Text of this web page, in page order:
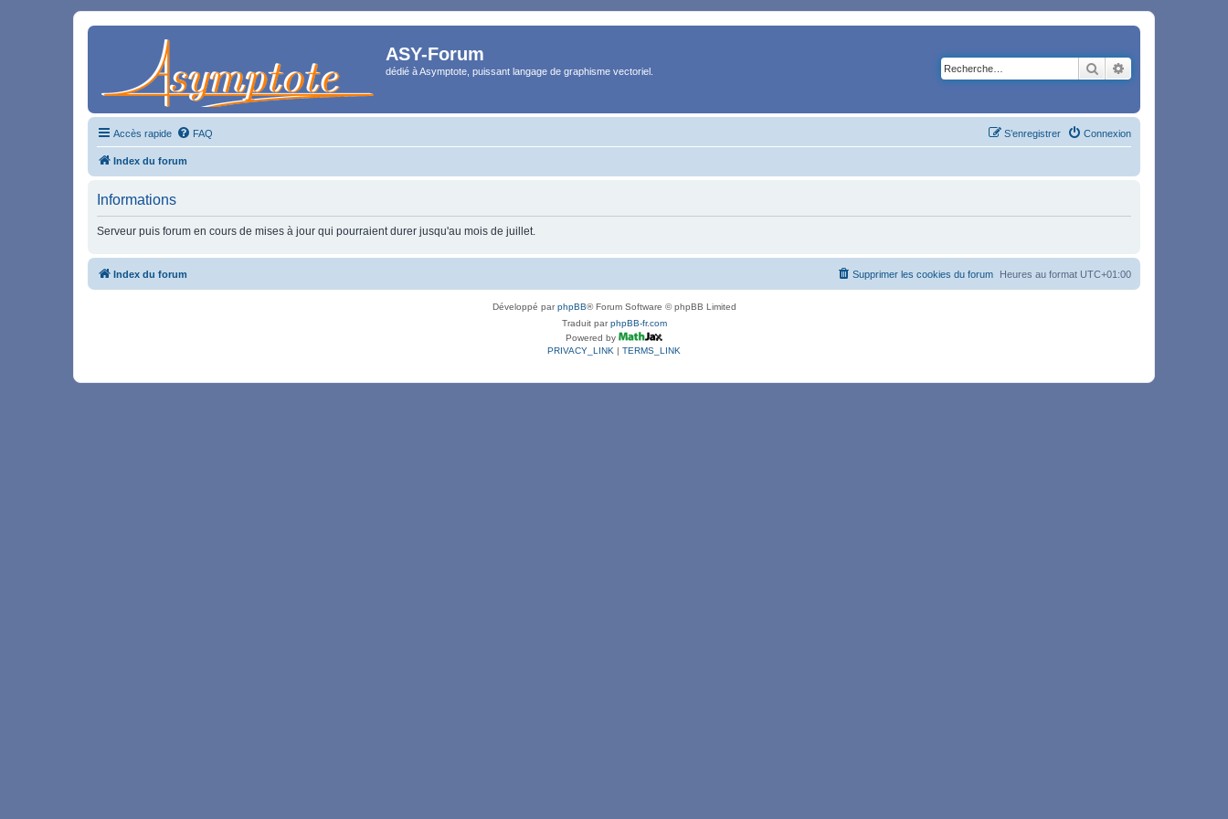
ASY-Forum
dédié à Asymptote, puissant langage de graphisme vectoriel. Rechercher
Accès rapide FAQ Connexion
S’enregistrer
Index du forum
Informations
Serveur puis forum en cours de mises à jour qui pourraient durer jusqu'au mois de juillet.
Index du forum Heures au format UTC+01:00
Supprimer les cookies du forum
Développé parphpBB® Forum Software © phpBB Limited
Traduit parphpBB-fr.com
Powered by
PRIVACY_LINK | TERMS_LINK